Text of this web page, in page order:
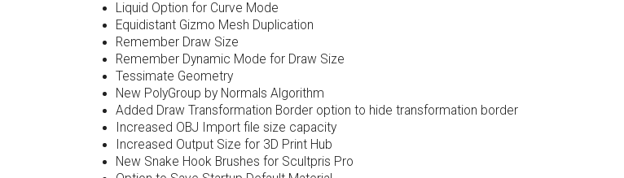
Liquid Option for Curve Mode
Equidistant Gizmo Mesh Duplication
Remember Draw Size
Remember Dynamic Mode for Draw Size
Tessimate Geometry
New PolyGroup by Normals Algorithm
Added Draw Transformation Border option to hide transformation border
Increased OBJ Import file size capacity
Increased Output Size for 3D Print Hub
New Snake Hook Brushes for Scultpris Pro